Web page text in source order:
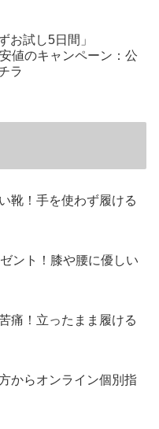
お試し5日間」
値のキャンペーン：公
ラ
靴！手を使わず履ける
ント！膝や腰に優しい
痛！立ったまま履ける
からオンライン個別指